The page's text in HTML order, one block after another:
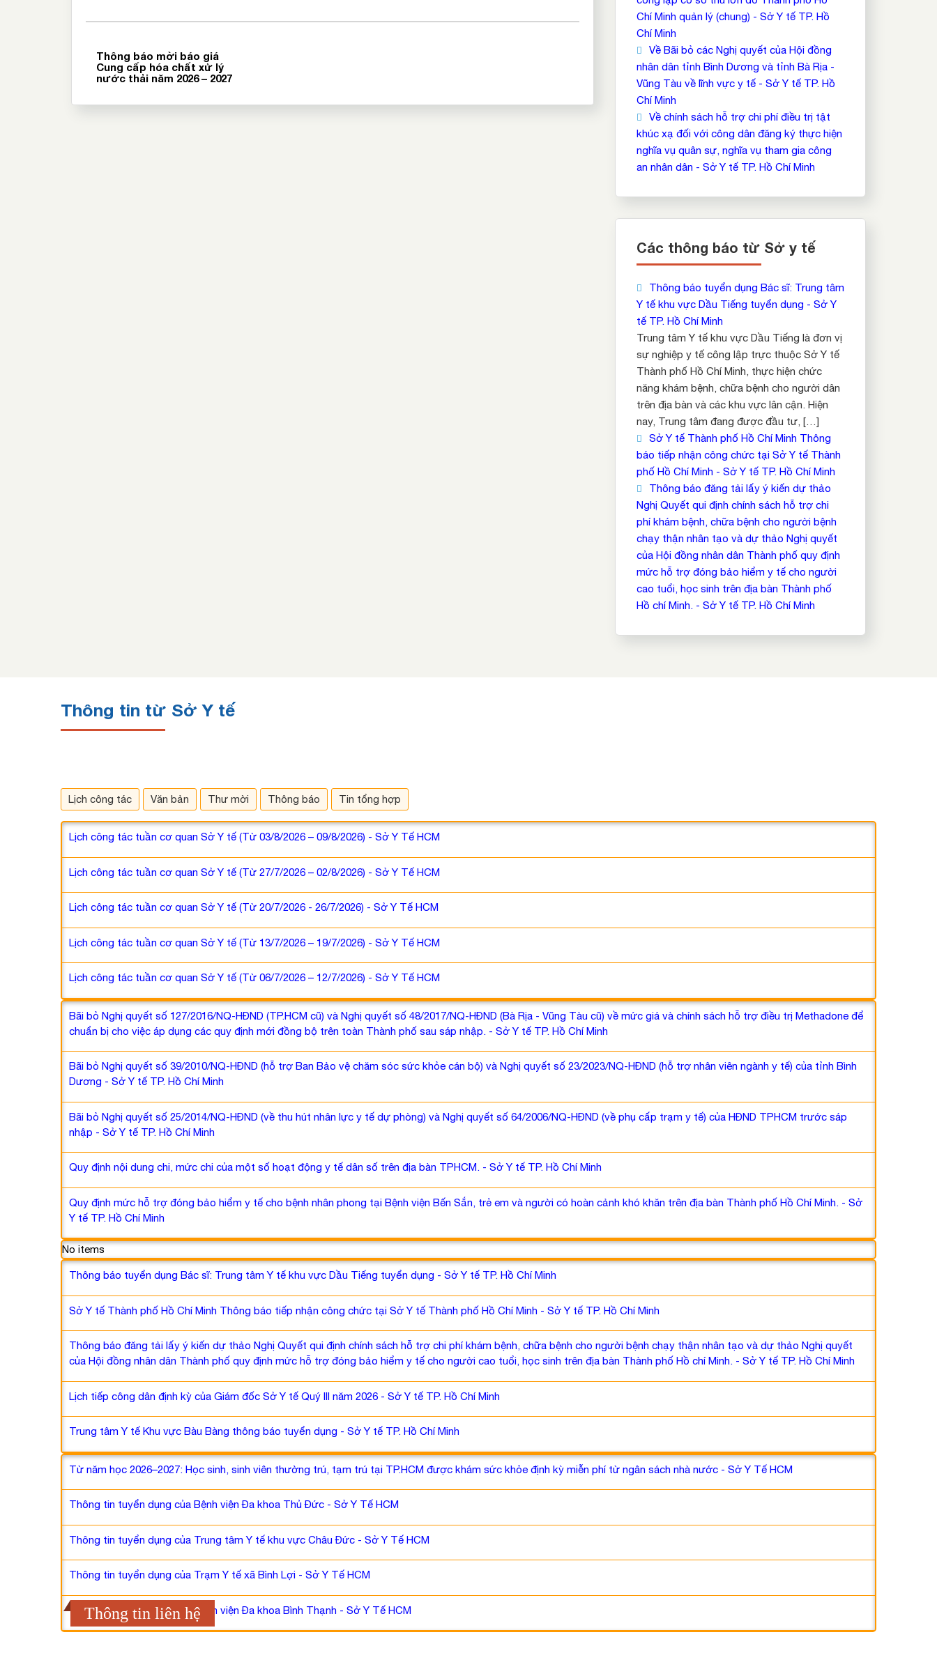
Thông báo mời báo giá
Cung cấp hóa chất xử lý
nước thải năm 2026 – 2027
Chí Minh quản lý (chung) - Sở Y tế TP. Hồ
Chí Minh
Về Bãi bỏ các Nghị quyết của Hội đồng
nhân dân tỉnh Bình Dương và tỉnh Bà Rịa -
Vũng Tàu về lĩnh vực y tế - Sở Y tế TP. Hồ
Chí Minh
Về chính sách hỗ trợ chi phí điều trị tật
khúc xạ đối với công dân đăng ký thực hiện
nghĩa vụ quân sự, nghĩa vụ tham gia công
an nhân dân - Sở Y tế TP. Hồ Chí Minh
Các thông báo từ Sở y tế
Thông báo tuyển dụng Bác sĩ: Trung tâm
Y tế khu vực Dầu Tiếng tuyển dụng - Sở Y
tế TP. Hồ Chí Minh
Trung tâm Y tế khu vực Dầu Tiếng là đơn vị
sự nghiệp y tế công lập trực thuộc Sở Y tế
Thành phố Hồ Chí Minh, thực hiện chức
năng khám bệnh, chữa bệnh cho người dân
trên địa bàn và các khu vực lân cận. Hiện
nay, Trung tâm đang được đầu tư, […]
Sở Y tế Thành phố Hồ Chí Minh Thông
báo tiếp nhận công chức tại Sở Y tế Thành
phố Hồ Chí Minh - Sở Y tế TP. Hồ Chí Minh
Thông báo đăng tải lấy ý kiến dự thảo
Nghị Quyết qui định chính sách hỗ trợ chi
phí khám bệnh, chữa bệnh cho người bệnh
chạy thận nhân tạo và dự thảo Nghị quyết
của Hội đồng nhân dân Thành phố quy định
mức hỗ trợ đóng bảo hiểm y tế cho người
cao tuổi, học sinh trên địa bàn Thành phố
Hồ chí Minh. - Sở Y tế TP. Hồ Chí Minh
Thông tin từ Sở Y tế
Lịch công tác Văn bản Thư mời Thông báo Tin tổng hợp
Lịch công tác tuần cơ quan Sở Y tế (Từ 03/8/2026 – 09/8/2026) - Sở Y Tế HCM
Lịch công tác tuần cơ quan Sở Y tế (Từ 27/7/2026 – 02/8/2026) - Sở Y Tế HCM
Lịch công tác tuần cơ quan Sở Y tế (Từ 20/7/2026 - 26/7/2026) - Sở Y Tế HCM
Lịch công tác tuần cơ quan Sở Y tế (Từ 13/7/2026 – 19/7/2026) - Sở Y Tế HCM
Lịch công tác tuần cơ quan Sở Y tế (Từ 06/7/2026 – 12/7/2026) - Sở Y Tế HCM
Bãi bỏ Nghị quyết số 127/2016/NQ-HĐND (TP.HCM cũ) và Nghị quyết số 48/2017/NQ-HĐND (Bà Rịa - Vũng Tàu cũ) về mức giá và chính sách hỗ trợ điều trị Methadone để
chuẩn bị cho việc áp dụng các quy định mới đồng bộ trên toàn Thành phố sau sáp nhập. - Sở Y tế TP. Hồ Chí Minh
Bãi bỏ Nghị quyết số 39/2010/NQ-HĐND (hỗ trợ Ban Bảo vệ chăm sóc sức khỏe cán bộ) và Nghị quyết số 23/2023/NQ-HĐND (hỗ trợ nhân viên ngành y tế) của tỉnh Bình
Dương - Sở Y tế TP. Hồ Chí Minh
Bãi bỏ Nghị quyết số 25/2014/NQ-HĐND (về thu hút nhân lực y tế dự phòng) và Nghị quyết số 64/2006/NQ-HĐND (về phụ cấp trạm y tế) của HĐND TPHCM trước sáp
nhập - Sở Y tế TP. Hồ Chí Minh
Quy định nội dung chi, mức chi của một số hoạt động y tế dân số trên địa bàn TPHCM. - Sở Y tế TP. Hồ Chí Minh
Quy định mức hỗ trợ đóng bảo hiểm y tế cho bệnh nhân phong tại Bệnh viện Bến Sắn, trẻ em và người có hoàn cảnh khó khăn trên địa bàn Thành phố Hồ Chí Minh. - Sở
Y tế TP. Hồ Chí Minh
No items
Thông báo tuyển dụng Bác sĩ: Trung tâm Y tế khu vực Dầu Tiếng tuyển dụng - Sở Y tế TP. Hồ Chí Minh
Sở Y tế Thành phố Hồ Chí Minh Thông báo tiếp nhận công chức tại Sở Y tế Thành phố Hồ Chí Minh - Sở Y tế TP. Hồ Chí Minh
Thông báo đăng tải lấy ý kiến dự thảo Nghị Quyết qui định chính sách hỗ trợ chi phí khám bệnh, chữa bệnh cho người bệnh chạy thận nhân tạo và dự thảo Nghị quyết
của Hội đồng nhân dân Thành phố quy định mức hỗ trợ đóng bảo hiểm y tế cho người cao tuổi, học sinh trên địa bàn Thành phố Hồ chí Minh. - Sở Y tế TP. Hồ Chí Minh
Lịch tiếp công dân định kỳ của Giám đốc Sở Y tế Quý III năm 2026 - Sở Y tế TP. Hồ Chí Minh
Trung tâm Y tế Khu vực Bàu Bàng thông báo tuyển dụng - Sở Y tế TP. Hồ Chí Minh
Từ năm học 2026–2027: Học sinh, sinh viên thường trú, tạm trú tại TP.HCM được khám sức khỏe định kỳ miễn phí từ ngân sách nhà nước - Sở Y Tế HCM
Thông tin tuyển dụng của Bệnh viện Đa khoa Thủ Đức - Sở Y Tế HCM
Thông tin tuyển dụng của Trung tâm Y tế khu vực Châu Đức - Sở Y Tế HCM
Thông tin tuyển dụng của Trạm Y tế xã Bình Lợi - Sở Y Tế HCM
Thông tin tuyển dụng của Bệnh viện Đa khoa Bình Thạnh - Sở Y Tế HCM
Thông tin liên hệ